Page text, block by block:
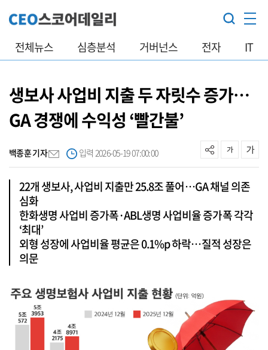
전체뉴스 심층분석 거버넌스 전자 IT
생보사 사업비 지출 두 자릿수 증가…
GA 경쟁에 수익성 ‘빨간불’
백종훈 기자 입력 2026-05-19 07:00:00
22개 생보사, 사업비 지출만 25.8조 풀어…GA 채널 의존
심화
한화생명 사업비 증가폭·ABL생명 사업비율 증가폭 각각
‘최대’
외형 성장에 사업비율 평균은 0.1%p 하락…질적 성장은
의문